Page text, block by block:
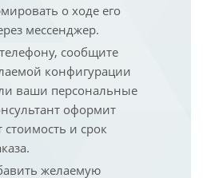
о ходе его
мессенджер.
сообщите
конфигурации
ваши персональные
оформит
стоимость и срок
желаемую